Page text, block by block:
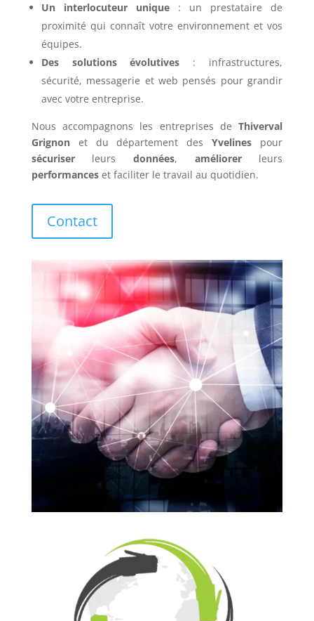
Un interlocuteur unique: un prestataire de
proximité qui connaît votre environnement et vos
équipes.
Des solutions évolutives : infrastructures,
sécurité, messagerie et web pensés pour grandir
avec votre entreprise.
Nous accompagnons les entreprises deThiverval
Grignonet du département desYvelines pour
sécuriserleurs données, améliorerleurs
performanceset faciliter le travail au quotidien.
Contact